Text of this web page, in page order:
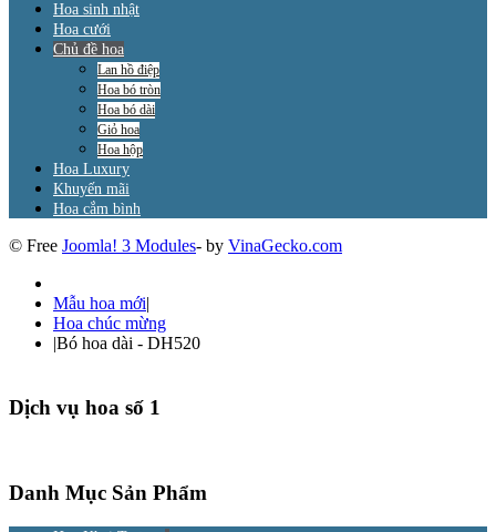
Hoa sinh nhật
Hoa cưới
Chủ đề hoa
Lan hồ điệp
Hoa bó tròn
Hoa bó dài
Giỏ hoa
Hoa hộp
Hoa Luxury
Khuyến mãi
Hoa cắm bình
© Free Joomla! 3 Modules- by VinaGecko.com
Mẫu hoa mới|
Hoa chúc mừng
|Bó hoa dài - DH520
Dịch vụ hoa số 1
Danh Mục Sản Phẩm